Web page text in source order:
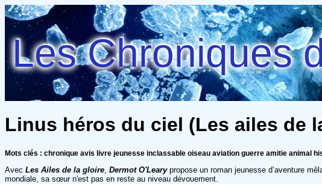
Les Chroniques
Linus héros du ciel (Les ailes de
Mots clés : chronique avis livre jeunesse inclassable oiseau aviation guerre amitie animal
Avec Les Ailes de la gloire Dermot O'Learypropose un roman jeunesse d’aventure
mondiale, sa sœur n'est pas en reste au niveau dévouement.